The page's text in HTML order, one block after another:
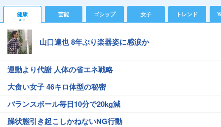
健康 芸能 ゴシップ 女子 トレンド
山口達也 8年ぶり楽器姿に感涙か
運動より代謝 人体の省エネ戦略
大食い女子 46キロ体型の秘密
バランスボール毎日10分で20kg減
躁状態引き起こしかねないNG行動